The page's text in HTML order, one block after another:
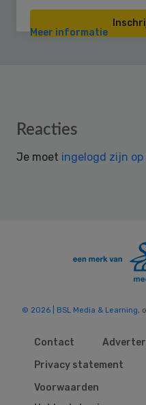
Meer informatie
Reader
Reacties
Je moet ingelogd zijn op
© 2026 | BSL Media & Learning,
Contact
Privacy statement
Voorwaarden